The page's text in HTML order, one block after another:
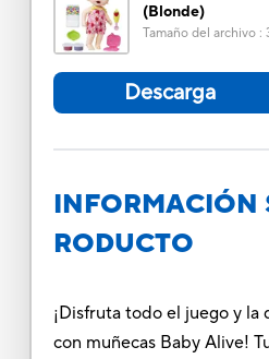
(Blonde)
Tamaño del archivo:
Descarga
INFORMACIÓN
RODUCTO
¡Disfruta todo el juego y la
con muñecas Baby Alive!